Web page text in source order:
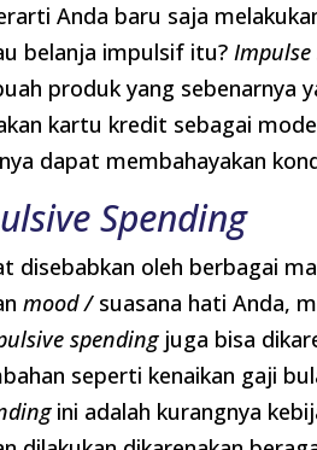
Anda baru saja
belanja impulsif itu?
produk yang sebenarnya
kartu kredit sebagai
dapat membahayakan
Spending
disebabkan oleh berbagai
mood / suasana hati Anda,
spendingjuga bisa
seperti kenaikan gaji
ini adalah kurangnya